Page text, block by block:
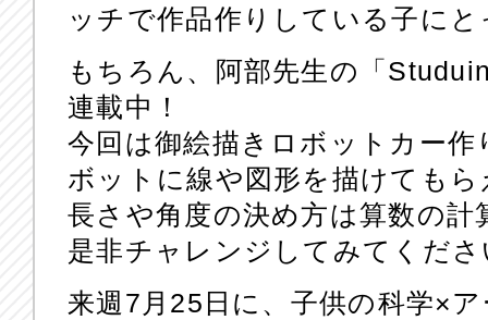
ッチで作品作りしている子に
もちろん、阿部先生の「
連載中！
今回は御絵描きロボットカー
ボットに線や図形を描けても
長さや角度の決め方は算数の
是非チャレンジしてみてくださ
来週7月25日に、子供の科学×